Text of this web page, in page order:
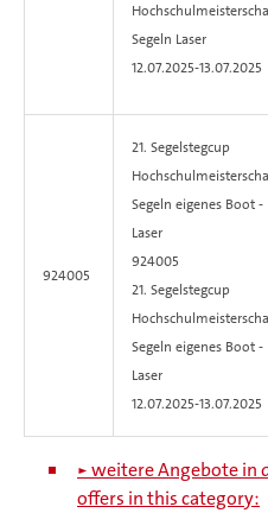
Segeln Laser
12.07.2025-13.07.2025
924005
21. Segelstegcup
Segeln eigenes Boot -
Laser
924005
21. Segelstegcup
Segeln eigenes Boot -
Laser
12.07.2025-13.07.2025
► weitere Angebote in
offers in this category: